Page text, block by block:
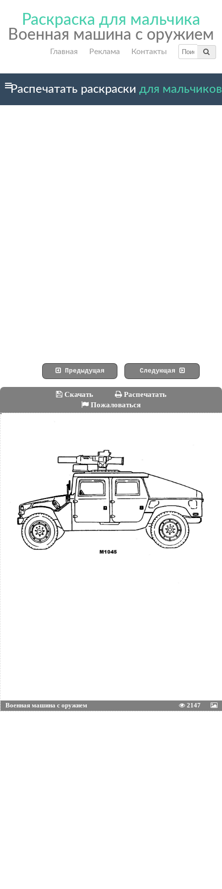
Раскраска для мальчика
Военная машина с оружием
Главная Реклама Контакты
Распечатать раскраски для мальчиков
Предыдущая Следующая
Скачать
Распечатать
Пожаловаться
Военная машина с оружием 2147